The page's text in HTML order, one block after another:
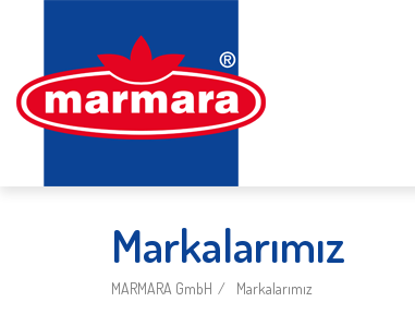
Markalarımız
MARMARA GmbH Markalarımız